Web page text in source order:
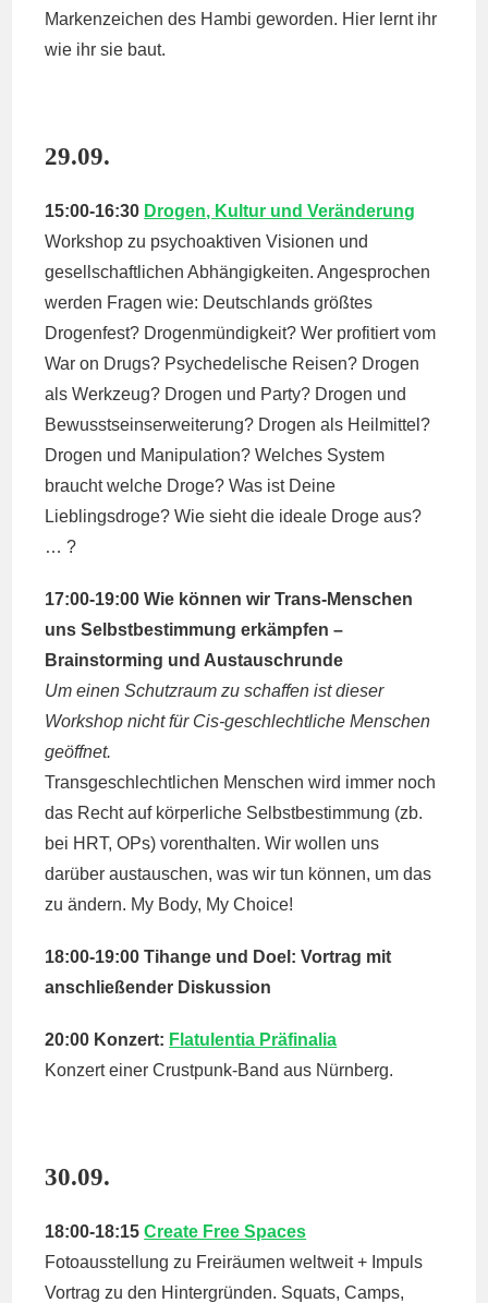
Markenzeichen des Hambi geworden. Hier lernt ihr
wie ihr sie baut.
29.09.
15:00-16:30 Drogen, Kultur und Veränderung
Workshop zu psychoaktiven Visionen und
gesellschaftlichen Abhängigkeiten. Angesprochen
werden Fragen wie: Deutschlands größtes
Drogenfest? Drogenmündigkeit? Wer profitiert vom
War on Drugs? Psychedelische Reisen? Drogen
als Werkzeug? Drogen und Party? Drogen und
Bewusstseinserweiterung? Drogen als Heilmittel?
Drogen und Manipulation? Welches System
braucht welche Droge? Was ist Deine
Lieblingsdroge? Wie sieht die ideale Droge aus?
… ?
17:00-19:00 Wie können wir Trans-Menschen
uns Selbstbestimmung erkämpfen –
Brainstorming und Austauschrunde
Um einen Schutzraum zu schaffen ist dieser
Workshop nicht für Cis-geschlechtliche Menschen
geöffnet.
Transgeschlechtlichen Menschen wird immer noch
das Recht auf körperliche Selbstbestimmung (zb.
bei HRT, OPs) vorenthalten. Wir wollen uns
darüber austauschen, was wir tun können, um das
zu ändern. My Body, My Choice!
18:00-19:00 Tihange und Doel: Vortrag mit
anschließender Diskussion
20:00 Konzert: Flatulentia Präfinalia
Konzert einer Crustpunk-Band aus Nürnberg.
30.09.
18:00-18:15Create Free Spaces
Fotoausstellung zu Freiräumen weltweit + Impuls
Vortrag zu den Hintergründen. Squats, Camps,